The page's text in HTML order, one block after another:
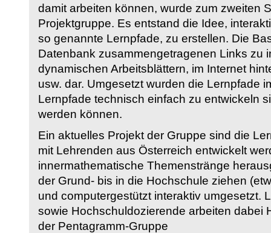
damit arbeiten können, wurde zum zweiten
Projektgruppe. Es entstand die Idee,
so genannte Lernpfade, zu erstellen. Die
Datenbank zusammengetragenen Links zu
dynamischen Arbeitsblättern, im Internet
usw. dar. Umgesetzt wurden die Lernpfade
Lernpfade technisch einfach zu entwickeln
werden können.
Ein aktuelles Projekt der Gruppe sind die
mit Lehrenden aus Österreich entwickelt
innermathematische Themenstränge
der Grund- bis in die Hochschule ziehen
und computergestützt interaktiv umgesetzt.
sowie Hochschuldozierende arbeiten dabei
der Pentagramm-Gruppe